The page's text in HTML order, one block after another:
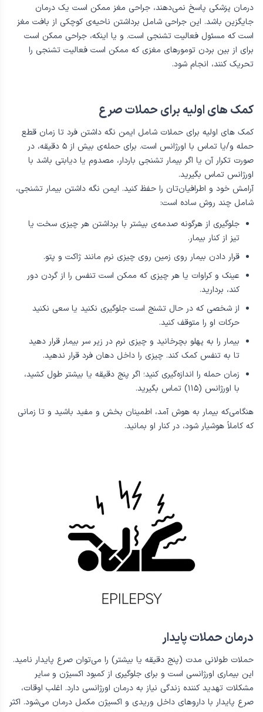
جراحی صرع
در برخی از بیماران که حملات منطقه‌ای یا پیچیده منطقه‌ای دارند و به
درمان پزشکی پاسخ نمی‌دهند، جراحی مغز ممکن است یک درمان
برای از بین بردن تومورهای مغزی که ممکن است فعالیت تشنجی را
کمک های اولیه برای حملات صرع
کمک های اولیه برای حملات شامل ایمن نگه داشتن فرد تا زمان قطع
صورت تکرار آن یا اگر بیمار تشنجی باردار، مصدوم یا دیابتی باشد با
اورژانس تماس بگیرید.
شامل چند روش ساده است:
جلوگیری از هرگونه صدمه‌ی بیشتر با برداشتن هر چیزی سخت یا
تیز از کنار بیمار.
قرار دادن بیمار روی زمین روی چیزی نرم مانند ژاکت و پتو.
کند، بردارید.
از شخصی که در حال تشنج است جلوگیری نکنید یا سعی نکنید
حرکات او را متوقف کنید.
تا به تنفس کمک کند. چیزی را داخل دهان فرد قرار ندهید.
زمان حمله را اندازه‌گیری کنید؛ اگر پنج دقیقه یا بیشتر طول کشید،
که کاملاً هوشیار شود، در کنار او بمانید.
درمان حملات پایدار